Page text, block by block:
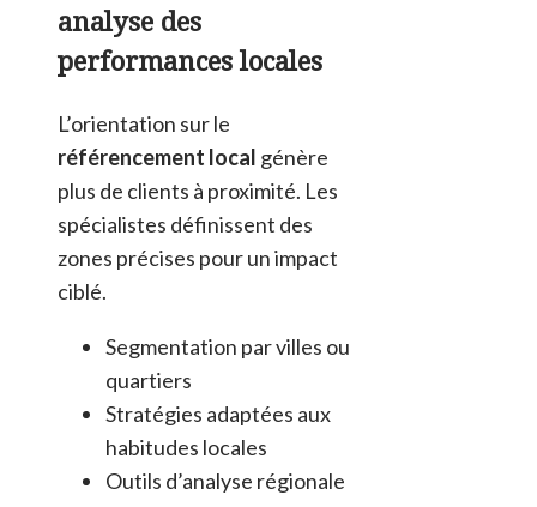
analyse des
performances locales
L’orientation sur le
référencement local génère
plus de clients à proximité. Les
spécialistes définissent des
zones précises pour un impact
ciblé.
Segmentation par villes ou
quartiers
Stratégies adaptées aux
habitudes locales
Outils d’analyse régionale